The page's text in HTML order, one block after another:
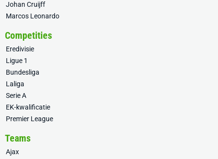
Johan Cruijff
Marcos Leonardo
Competities
Eredivisie
Ligue 1
Bundesliga
Laliga
Serie A
EK-kwalificatie
Premier League
Teams
Ajax